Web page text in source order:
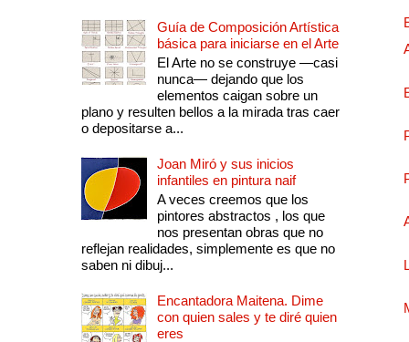
Guía de Composición Artística
básica para iniciarse en el Arte
El Arte no se construye —casi
nunca— dejando que los
elementos caigan sobre un
plano y resulten bellos a la mirada tras caer
o depositarse a...
Joan Miró y sus inicios
infantiles en pintura naif
A veces creemos que los
pintores abstractos , los que
nos presentan obras que no
reflejan realidades, simplemente es que no
saben ni dibuj...
Encantadora Maitena. Dime
con quien sales y te diré quien
eres